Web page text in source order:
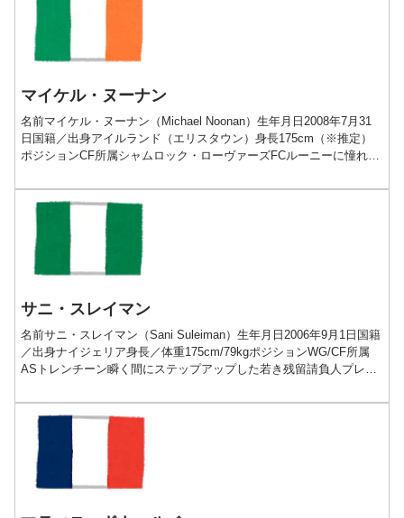
マイケル・ヌーナン
名前マイケル・ヌーナン（Michael Noonan）生年月日2008年7月31
日国籍／出身アイルランド（エリスタウン）身長175cm（※推定）
ポジションCF所属シャムロック・ローヴァーズFCルーニーに憧れる
サニ・スレイマン
名前サニ・スレイマン（Sani Suleiman）生年月日2006年9月1日国籍
／出身ナイジェリア身長／体重175cm/79kgポジションWG/CF所属
ASトレンチーン瞬く間にステップアップした若き残留請負人プレー